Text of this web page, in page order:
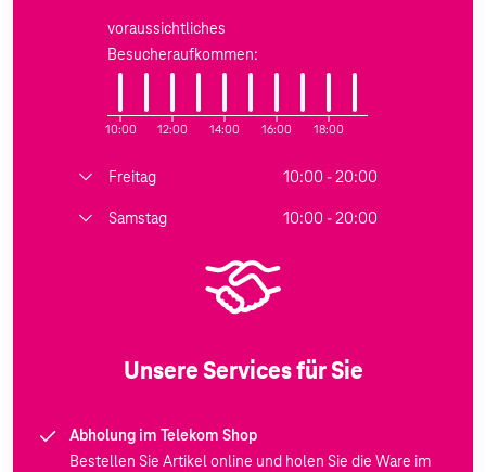
voraussichtliches
Besucheraufkommen:
10:00 12:00 14:00 16:00 18:00
Freitag 10:00 - 20:00
Samstag 10:00 - 20:00
Unsere Services für Sie
Abholung im Telekom Shop
Bestellen Sie Artikel online und holen Sie die Ware im